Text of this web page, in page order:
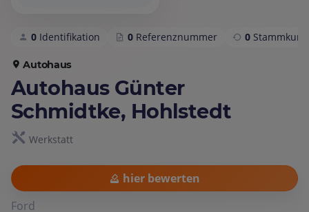
0 Identifikation 0 Referenznummer 0
Autohaus
Autohaus Günter
Schmidtke, Hohlstedt
Werkstatt
hier bewerten
Ford